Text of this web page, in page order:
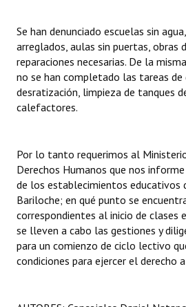
Se han denunciado escuelas sin
arreglados, aulas sin puertas, obras
reparaciones necesarias. De la
no se han completado las tareas
desratización, limpieza de tanques
calefactores.
Por lo tanto requerimos al
Derechos Humanos que nos
de los establecimientos educativos
Bariloche; en qué punto se
correspondientes al inicio de clases
se lleven a cabo las gestiones y
para un comienzo de ciclo lectivo
condiciones para ejercer el derecho